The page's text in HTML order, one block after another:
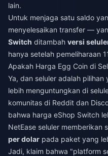
lain.
Untuk menjaga satu saldo
menyelesaikan transfer —
Switch ditambah versi
hanya setelah pemeliharaan
Apakah Harga Egg Coin di
Ya, dan seluler adalah
lebih menguntungkan di
komunitas di Reddit dan
bahwa harga eShop Switch
NetEase seluler memberikan
per dolar pada paket yang
Jadi, klaim bahwa "platform